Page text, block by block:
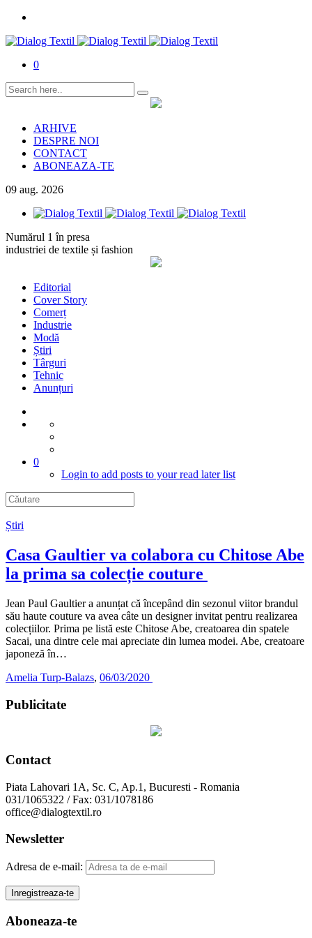
0
ARHIVE
DESPRE NOI
CONTACT
ABONEAZA-TE
09 aug. 2026
Numărul 1 în presa
industriei de textile și fashion
Editorial
Cover Story
Comerț
Industrie
Modă
Știri
Târguri
Tehnic
Anunțuri
0
Login to add posts to your read later list
Știri
Casa Gaultier va colabora cu Chitose Abe
la prima sa colecție couture
Jean Paul Gaultier a anunțat că începând din sezonul viitor brandul
său haute couture va avea câte un designer invitat pentru realizarea
colecțiilor. Prima pe listă este Chitose Abe, creatoarea din spatele
Sacai, una dintre cele mai apreciate din lumea modei. Abe, creatoare
japoneză în…
Amelia Turp-Balazs, 06/03/2020
Publicitate
Contact
Piata Lahovari 1A, Sc. C, Ap.1, Bucuresti - Romania
031/1065322 / Fax: 031/1078186
office@dialogtextil.ro
Newsletter
Adresa de e-mail:
Aboneaza-te